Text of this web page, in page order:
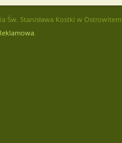
Św. Stanisława Kostki w Ostrowitem
.